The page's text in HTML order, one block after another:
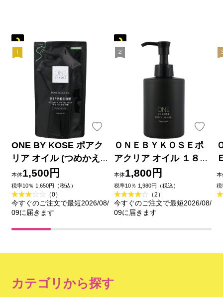
ONE BY KOSE ポアク
リア オイル (つめかえ
用) １６０ｍＬ コーセー
本体1,500円
税率10％ 1,650円（税込）
（0）
今すぐのご注文で最短2026/08/
09に届きます
ＯＮＥＢＹＫＯＳＥポ
アクリア オイル １８０
ｍＬ コーセー
本体1,800円
税率10％ 1,980円（税込）
（2）
今すぐのご注文で最短2026/08/
09に届きます
本
税
カテゴリから探す